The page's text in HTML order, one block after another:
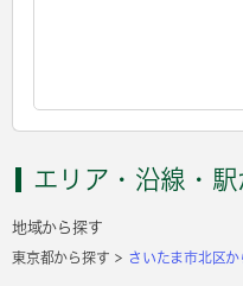
エリア・沿線・
地域から探す
東京都から探す さいたま市北区か